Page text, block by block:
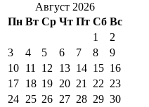
Август 2026
Пн Вт Ср Чт Пт Сб Вс
1
2
3
4 5 6 7 8
9
10 11 12 13 14 15 16
17 18 19 20 21 22 23
24 25 26 27 28 29 30